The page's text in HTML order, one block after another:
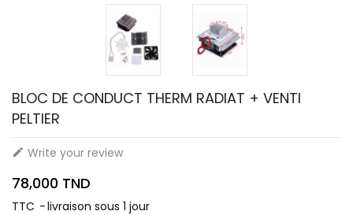
BLOC DE CONDUCT THERM RADIAT + VENTI
PELTIER
 Write your review
78,000 TND
TTC
livraison sous 1 jour